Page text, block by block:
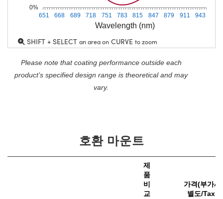
Wavelength (nm)
651 668 689 718 751 783 815 847 879 911 943
0%
SHIFT + SELECT an area on CURVE to zoom
Please note that coating performance outside each
product’s specified design range is theoretical and may
vary.
호환 마운트
제
품
비
교
가격(부가세
별도/Tax